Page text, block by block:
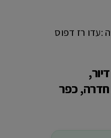
: ריקי גופר. מחיר ספר מודפס: 40 ש"ח. עמודים: 61 הדפסה :עדו רז דפוס
(ראשל"צ, חדרה, כפר